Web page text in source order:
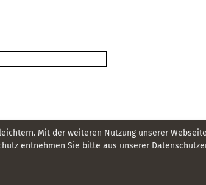
Mit der weiteren Nutzung unserer
entnehmen Sie bitte aus unserer